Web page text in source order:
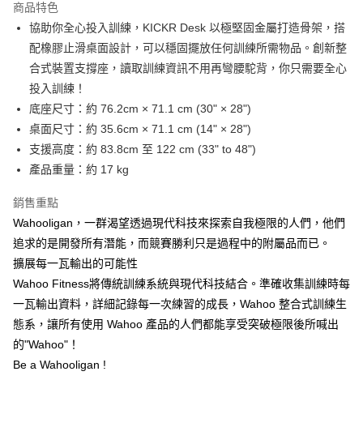
合作金庫商業銀行
華南商業銀行
彰化商業銀行
上海商業儲蓄銀行
台北富邦商業銀行
國泰世華商業銀行
兆豐國際商業銀行
臺灣中小企業銀行
匯豐（台灣）商業銀行
聯邦商業銀行
遠東國際商業銀行
元大商業銀行
永豐商業銀行
玉山商業銀行
星展（台灣）商業銀行
台新國際商業銀行
6 期 0 利率 每期
華南商業銀行
彰化商業銀行
上海商業儲蓄銀行
台北富邦商業銀行
國泰世華商業銀行
臺灣中小企業銀行
台中商業銀行
匯豐（台灣）商業銀行
華泰商業銀行
聯邦商業銀行
元大商業銀行
永豐商業銀行
玉山商業銀行
台灣樂天信用卡公司
LINE Pay
Apple Pay
街口支付
悠遊付
Google Pay
大哥付你分期
相關說明
【大哥付你分期使用說明】
1.本服務由台灣大哥大提供，台灣大哥大用戶可立即使用無須另外申請。
2.付款方式選擇「大哥付你分期」，訂單成立後會自動跳轉到大哥付的交易
流程，驗證手機門號後，選擇欲分期的期數、繳款截止日，確認付款後即完
成交易。
4.訂單成立30分鐘內，如未前往確認交易或遇審核未通過，訂單將自動取
消。如遇「轉專審核」未通過狀況，表示未達大哥付你分期系統評分，恕無
【關於「AFTEE先享後付」】
AFTEE先享後付是「在收到商品之後才付款」的支付方式。 讓您購物簡單
便利好安心！
２．便利：只要手機號碼，簡訊認證，即可結帳。
ATM付款
運送方式
商品特色
協助你全心投入訓練，KICKR Desk 以極堅固金屬打造骨架，搭
配橡膠止滑桌面設計，可以穩固擺放任何訓練所需物品。創新整
合式裝置支撐座，讀取訓練資訊不用再彎腰駝背，你只需要全心
投入訓練！
底座尺寸：約 76.2cm × 71.1 cm (30" × 28")
桌面尺寸：約 35.6cm × 71.1 cm (14" × 28")
支援高度：約 83.8cm 至 122 cm (33" to 48")
產品重量：約 17 kg
銷售重點
Wahooligan，一群渴望透過現代科技來探索自我極限的人們，他們
追求的是開發所有潛能，而競賽勝利只是過程中的附屬品而已。
擴展每一瓦輸出的可能性
Wahoo Fitness將傳統訓練系統與現代科技結合。準確收集訓練時每
一瓦輸出資料，詳細記錄每一次練習的成長，Wahoo 整合式訓練生
態系，讓所有使用 Wahoo 產品的人們都能享受突破極限後所喊出
的"Wahoo"！
Be a Wahooligan !